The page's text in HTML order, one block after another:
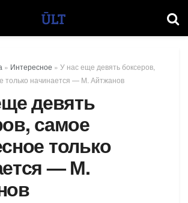
» Интересное » У нас еще девять боксеров,
только начинается — М. Айтжанов
девять
самое
только
— М.